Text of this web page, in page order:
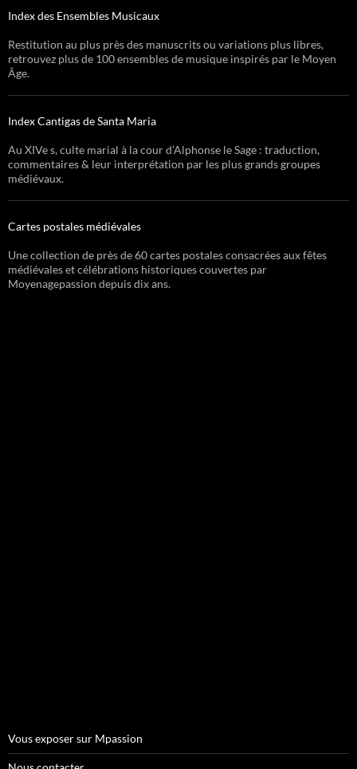
Index des Ensembles Musicaux
Restitution au plus près des manuscrits ou variations plus libres,
retrouvez plus de 100 ensembles de musique inspirés par le Moyen
Âge.
Index Cantigas de Santa Maria
Au XIVe s, culte marial à la cour d’Alphonse le Sage : traduction,
commentaires & leur interprétation par les plus grands groupes
médiévaux.
Cartes postales médiévales
Une collection de près de 60 cartes postales consacrées aux fêtes
médiévales et célébrations historiques couvertes par
Moyenagepassion depuis dix ans.
Vous exposer sur Mpassion